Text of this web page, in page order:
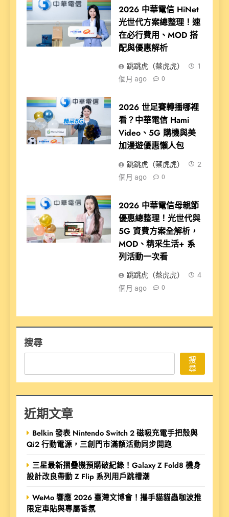
2026 中華電信 HiNet
光世代方案總整理！速
在必行費用、MOD 搭
配與優惠解析
跳跳虎（蔡虎虎）
1
個月 ago
0
2026 世足賽轉播哪裡
看？中華電信 Hami
Video、5G 購機與美
加漫遊優惠懶人包
跳跳虎（蔡虎虎）
2
個月 ago
0
2026 中華電信母親節
優惠總整理！光世代與
5G 資費方案全解析，
MOD、精采生活+ 系
列活動一次看
跳跳虎（蔡虎虎）
4
個月 ago
0
搜尋
搜
尋
近期文章
Belkin 發表 Nintendo Switch 2 磁吸充電手把殼與
Qi2 行動電源，三創門市滿額活動同步開跑
三星最新摺疊機預購破紀錄！Galaxy Z Fold8 機身
設計改良帶動 Z Flip 系列用戶跳槽潮
WeMo 響應 2026 臺灣文博會！攜手貓貓蟲咖波推
限定車貼與專屬香氛